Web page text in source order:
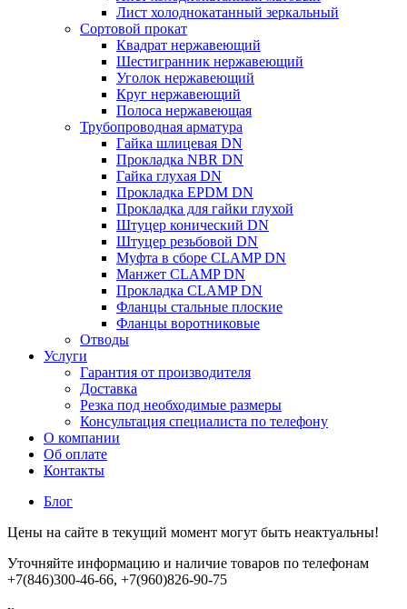
Лист холоднокатанный зеркальный
Сортовой прокат
Квадрат нержавеющий
Шестигранник нержавеющий
Уголок нержавеющий
Круг нержавеющий
Полоса нержавеющая
Трубопроводная арматура
Гайка шлицевая DN
Прокладка NBR DN
Гайка глухая DN
Прокладка EPDM DN
Прокладка для гайки глухой
Штуцер конический DN
Штуцер резьбовой DN
Муфта в сборе CLAMP DN
Манжет CLAMP DN
Прокладка CLAMP DN
Фланцы стальные плоские
Фланцы воротниковые
Отводы
Услуги
Гарантия от производителя
Доставка
Резка под необходимые размеры
Консультация специалиста по телефону
О компании
Об оплате
Контакты
Блог
Цены на сайте в текущий момент могут быть неактуальны!
Уточняйте информацию и наличие товаров по телефонам
+7(846)300-46-66, +7(960)826-90-75